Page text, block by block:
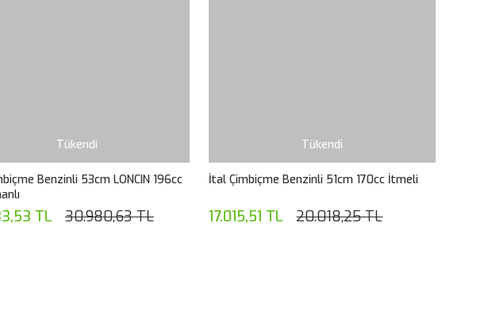
Tükendi
Benzinli 53cm LONCIN 196cc
TL 30.980,63 TL
Tükendi
İtal Çimbiçme Benzinli 51cm 170cc İtmeli
17.015,51 TL 20.018,25 TL